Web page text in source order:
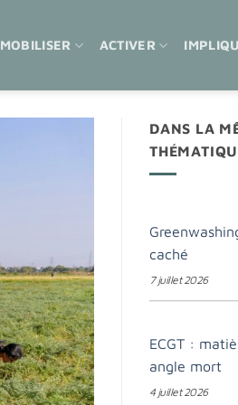
MOBILISER ACTIVER
DANS LA
caché
7 juillet 2026
ECGT :
angle mort
4 juillet 2026